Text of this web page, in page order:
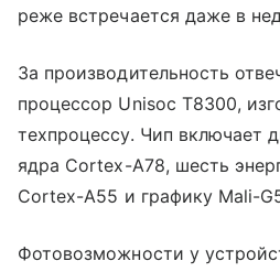
реже встречается даже в
За производительность
процессор Unisoc T8300,
техпроцессу. Чип включает
ядра Cortex-A78, шесть
Cortex-A55 и графику Mali-
Фотовозможности у